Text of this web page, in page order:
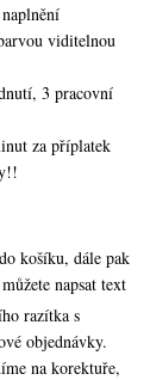
viditelnou
3 pracovní
za příplatek
košíku, dále pak
napsat text
razítka s
objednávky.
na korektuře,